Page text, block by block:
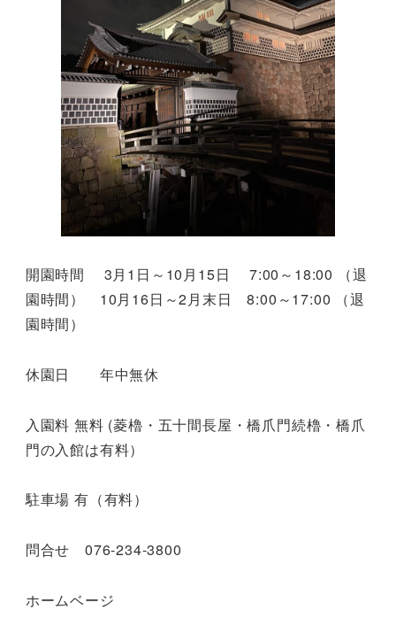
開園時間 3月1日～10月15日 7:00～18:00 （退
園時間） 10月16日～2月末日 8:00～17:00 （退
園時間）
休園日 年中無休
入園料 無料 (菱櫓・五十間長屋・橋爪門続櫓・橋爪
門の入館は有料）
駐車場 有（有料）
問合せ 076-234-3800
ホームベージ